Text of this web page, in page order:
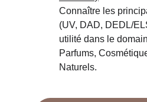
Connaître les
(UV, DAD, DEDL/
utilité dans le
Parfums,
Naturels.